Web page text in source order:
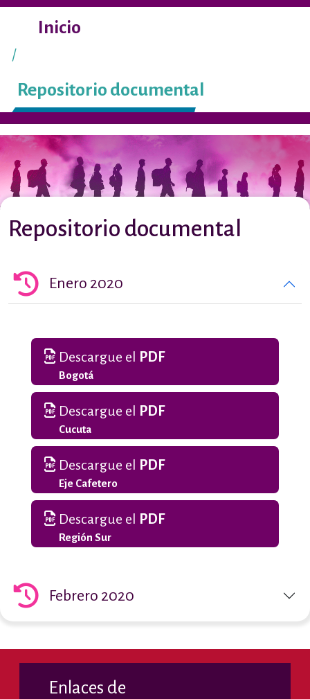
Pasar al contenido principal
Inicio
Repositorio documental
Repositorio documental
Enero 2020
Descargue el PDF
Bogotá
Descargue el PDF
Cucuta
Descargue el PDF
Eje Cafetero
Descargue el PDF
Región Sur
Febrero 2020
Enlaces de